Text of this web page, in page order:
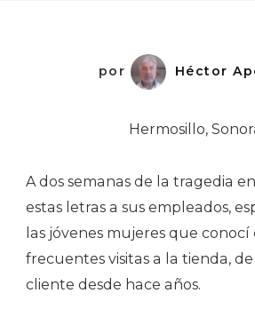
por Héctor
Hermosillo,
A dos semanas de la tragedia
estas letras a sus empleados,
las jóvenes mujeres que conocí
frecuentes visitas a la tienda,
cliente desde hace años.